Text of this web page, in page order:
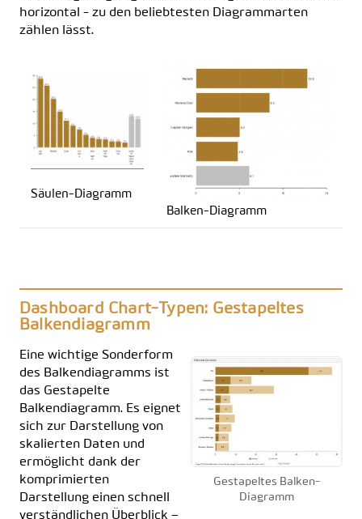
horizontal - zu den beliebtesten Diagrammarten
zählen lässt.
Säulen-Diagramm
Balken-Diagramm
Dashboard Chart-Typen: Gestapeltes
Balkendiagramm
Gestapeltes Balken-
Diagramm
Eine wichtige Sonderform
des Balkendiagramms ist
das Gestapelte
Balkendiagramm. Es eignet
sich zur Darstellung von
skalierten Daten und
ermöglicht dank der
komprimierten
Darstellung einen schnell
verständlichen Überblick –